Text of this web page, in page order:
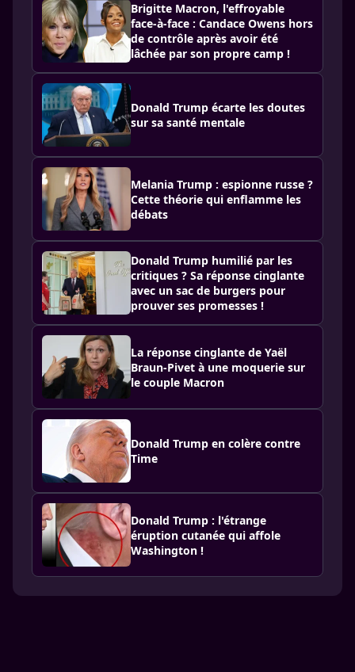
Brigitte Macron, l'effroyable
face-à-face : Candace Owens hors
de contrôle après avoir été
lâchée par son propre camp !
Donald Trump écarte les doutes
sur sa santé mentale
Melania Trump : espionne russe ?
Cette théorie qui enflamme les
débats
Donald Trump humilié par les
critiques ? Sa réponse cinglante
avec un sac de burgers pour
prouver ses promesses !
La réponse cinglante de Yaël
Braun-Pivet à une moquerie sur
le couple Macron
Donald Trump en colère contre
Time
Donald Trump : l'étrange
éruption cutanée qui affole
Washington !